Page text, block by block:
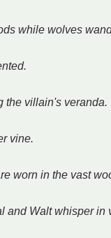
while wolves
the villain's veranda.
vine.
worn in the vast
and Walt whisper in